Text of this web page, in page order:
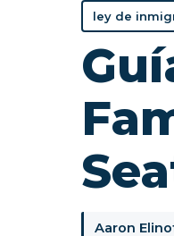
ley de
Aaron